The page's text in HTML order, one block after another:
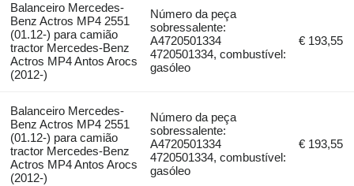
Balanceiro Mercedes-
Benz Actros MP4 2551
(01.12-) para camião
tractor Mercedes-Benz
Actros MP4 Antos Arocs
(2012-)
Número da peça
sobressalente:
A4720501334
4720501334, combustível:
gasóleo
€ 193,55
Balanceiro Mercedes-
Benz Actros MP4 2551
(01.12-) para camião
tractor Mercedes-Benz
Actros MP4 Antos Arocs
(2012-)
Número da peça
sobressalente:
A4720501334
4720501334, combustível:
gasóleo
€ 193,55